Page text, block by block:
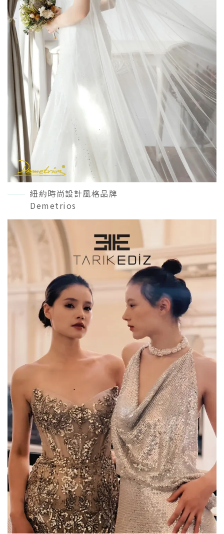
紐約時尚設計風格品牌
Demetrios